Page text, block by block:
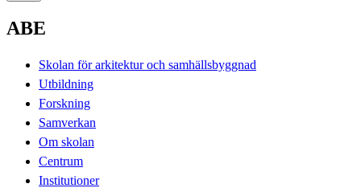
ABE
Skolan för arkitektur och samhällsbyggnad
Utbildning
Forskning
Samverkan
Om skolan
Centrum
Institutioner